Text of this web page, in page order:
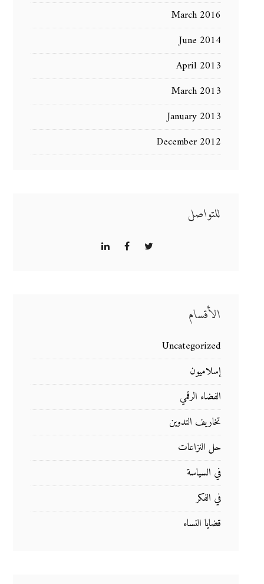
March 2016
June 2014
April 2013
March 2013
January 2013
December 2012
للتواصل
الأقسام
Uncategorized
إسلاميون
الفضاء الرقمي
تخاريف التدوين
حل النزاعات
في السياسة
في الفكر
قضايا النساء